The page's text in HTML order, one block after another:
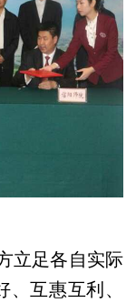
足各自实际
互惠互利、